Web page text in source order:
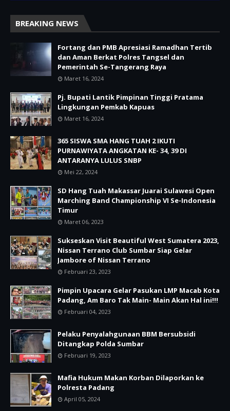
BREAKING NEWS
Fortang dan PMB Apresiasi Ramadhan Tertib
dan Aman Berkat Polres Tangsel dan
Pemerintah Se-Tangerang Raya
Maret 16, 2024
Pj. Bupati Lantik Pimpinan Tinggi Pratama
Lingkungan Pemkab Kapuas
Maret 16, 2024
365 SISWA SMA HANG TUAH 2 IKUTI
PURNAWIYATA ANGKATAN KE- 34, 39 DI
ANTARANYA LULUS SNBP
Mei 22, 2024
SD Hang Tuah Makassar Juarai Sulawesi Open
Marching Band Championship VI Se-Indonesia
Timur
Maret 06, 2023
Sukseskan Visit Beautiful West Sumatera 2023,
Nissan Terrano Club Sumbar Siap Gelar
Jambore of Nissan Terrano
Februari 23, 2023
Pimpin Upacara Gelar Pasukan LMP Macab Kota
Padang, Am Baro Tak Main- Main Akan Hal ini!!!
Februari 04, 2023
Pelaku Penyalahgunaan BBM Bersubsidi
Ditangkap Polda Sumbar
Februari 19, 2023
Mafia Hukum Makan Korban Dilaporkan ke
Polresta Padang
April 05, 2024